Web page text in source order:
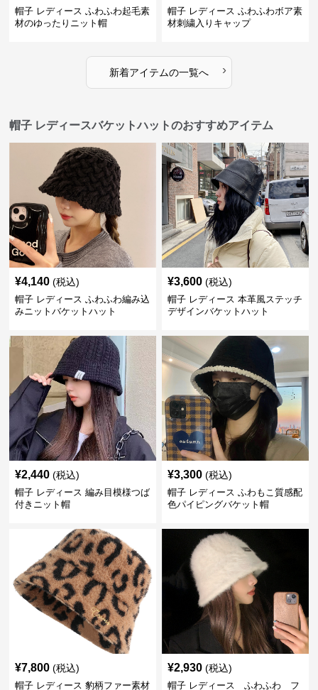
帽子 レディース ふわふわ起毛素
材のゆったりニット帽
帽子 レディース ふわふわボア素
材刺繍入りキャップ
新着アイテムの一覧へ ›
帽子 レディースバケットハットのおすすめアイテム
¥4,140 (税込)
帽子 レディース ふわふわ編み込
みニットバケットハット
¥3,600 (税込)
帽子 レディース 本革風ステッチ
デザインバケットハット
¥2,440 (税込)
帽子 レディース 編み目模様つば
付きニット帽
¥3,300 (税込)
帽子 レディース ふわもこ質感配
色パイピングバケット帽
¥7,800 (税込)
帽子 レディース 豹柄ファー素材
¥2,930 (税込)
帽子 レディース ふわふわ フ